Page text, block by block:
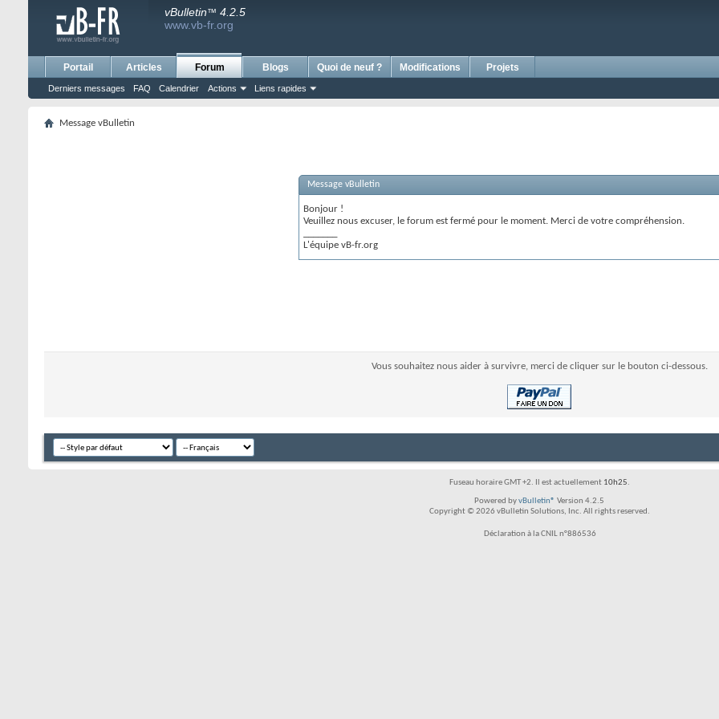
vBulletin™ 4.2.5
www.vb-fr.org
Portail Articles Forum
Derniers messages FAQ Calendrier Actions Liens rapides
Blogs Quoi de neuf ? Modifications Projets
Message vBulletin
Message vBulletin
Bonjour !
Veuillez nous excuser, le forum est fermé pour le moment. Merci de votre compréhension.
L'équipe vB-fr.org
Vous souhaitez nous aider à survivre, merci de cliquer sur le bouton ci-dessous.
Fuseau horaire GMT +2. Il est actuellement 10h25.
Powered byvBulletin® Version 4.2.5
Copyright © 2026 vBulletin Solutions, Inc. All rights reserved.
Déclaration à la CNIL n°886536